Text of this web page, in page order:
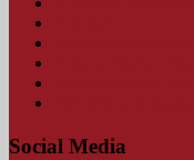
Social Media